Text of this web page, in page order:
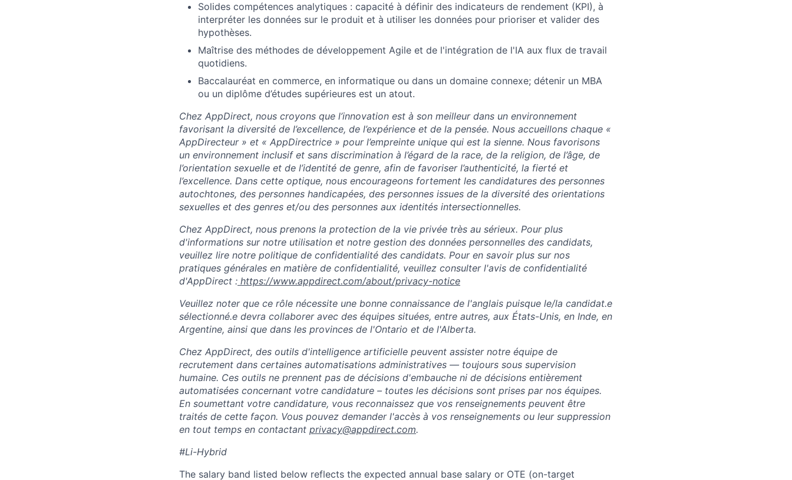
Solides compétences analytiques : capacité à définir des indicateurs de rendement (KPI), à
interpréter les données sur le produit et à utiliser les données pour prioriser et valider des
hypothèses.
Maîtrise des méthodes de développement Agile et de l'intégration de l'IA aux flux de travail
quotidiens.
Baccalauréat en commerce, en informatique ou dans un domaine connexe; détenir un MBA
ou un diplôme d’études supérieures est un atout.
Chez AppDirect, nous croyons que l’innovation est à son meilleur dans un environnement
favorisant la diversité de l’excellence, de l’expérience et de la pensée. Nous accueillons chaque «
AppDirecteur » et « AppDirectrice » pour l’empreinte unique qui est la sienne. Nous favorisons
un environnement inclusif et sans discrimination à l’égard de la race, de la religion, de l’âge, de
l’orientation sexuelle et de l’identité de genre, afin de favoriser l’authenticité, la fierté et
l’excellence. Dans cette optique, nous encourageons fortement les candidatures des personnes
autochtones, des personnes handicapées, des personnes issues de la diversité des orientations
sexuelles et des genres et/ou des personnes aux identités intersectionnelles.
Chez AppDirect, nous prenons la protection de la vie privée très au sérieux. Pour plus
d'informations sur notre utilisation et notre gestion des données personnelles des candidats,
veuillez lire notre politique de confidentialité des candidats. Pour en savoir plus sur nos
pratiques générales en matière de confidentialité, veuillez consulter l'avis de confidentialité
d'AppDirect : https://www.appdirect.com/about/privacy-notice
Veuillez noter que ce rôle nécessite une bonne connaissance de l'anglais puisque le/la candidat.e
sélectionné.e devra collaborer avec des équipes situées, entre autres, aux États-Unis, en Inde, en
Argentine, ainsi que dans les provinces de l'Ontario et de l'Alberta.
Chez AppDirect, des outils d'intelligence artificielle peuvent assister notre équipe de
recrutement dans certaines automatisations administratives — toujours sous supervision
humaine. Ces outils ne prennent pas de décisions d'embauche ni de décisions entièrement
automatisées concernant votre candidature – toutes les décisions sont prises par nos équipes.
En soumettant votre candidature, vous reconnaissez que vos renseignements peuvent être
traités de cette façon. Vous pouvez demander l'accès à vos renseignements ou leur suppression
en tout temps en contactant privacy@appdirect.com.
#Li-Hybrid
The salary band listed below reflects the expected annual base salary or OTE (on-target